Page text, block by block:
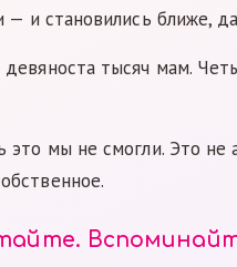
— и становились ближе,
тысяч мам.
это мы не смогли. Это